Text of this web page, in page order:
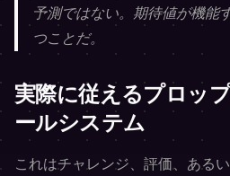
予測ではない。期待値が機能
つことだ。
実際に従えるプロッ
ールシステム
これはチャレンジ、評価、ある